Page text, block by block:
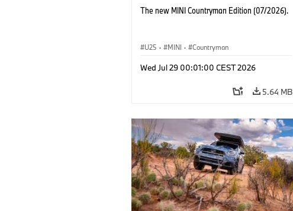
The new MINI Countryman Edition (07/2026).
U25 · MINI · Countryman
Wed Jul 29 00:01:00 CEST 2026
5.64 MB